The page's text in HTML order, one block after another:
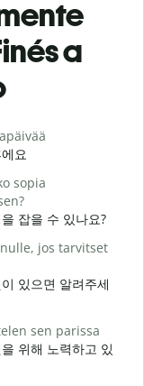
a
요
sopia
잡을 수 있나요?
jos tarvitset
있으면 알려주세
sen parissa
위해 노력하고 있